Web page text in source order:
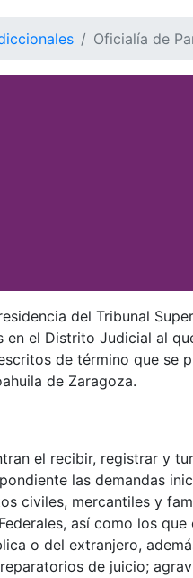
Oficialía de
del Tribunal
el Distrito Judicial al
de término que se
de Zaragoza.
el recibir, registrar y
las demandas
civiles, mercantiles y
así como los
o del extranjero,
de juicio;